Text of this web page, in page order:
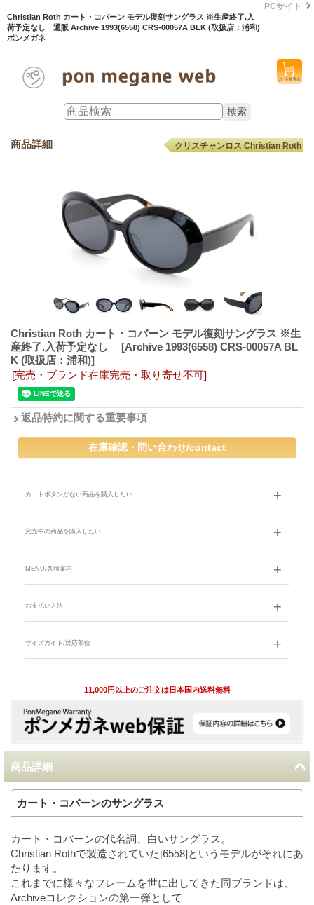
Christian Roth カート・コバーン モデル復刻サングラス ※生産終了.入
荷予定なし 通販 Archive 1993(6558) CRS-00057A BLK (取扱店：浦和)
ポンメガネ
PCサイト
商品詳細 クリスチャンロス Christian Roth
Christian Roth カート・コバーン モデル復刻サングラス ※生
産終了.入荷予定なし [Archive 1993(6558) CRS-00057A BL
K (取扱店：浦和)]
[完売・ブランド在庫完売・取り寄せ不可]
返品特約に関する重要事項
カートボタンがない商品を購入したい
完売中の商品を購入したい
MENU/各種案内
お支払い方法
サイズガイド/対応部位
11,000円以上のご注文は日本国内送料無料
商品詳細
カート・コバーンのサングラス
カート・コバーンの代名詞、白いサングラス。
Christian Rothで製造されていた[6558]というモデルがそれにあ
たります。
これまでに様々なフレームを世に出してきた同ブランドは、
Archiveコレクションの第一弾として